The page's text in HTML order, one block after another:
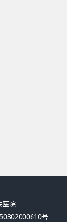
医院
号